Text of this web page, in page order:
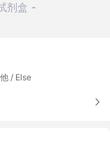
剂盒
/ Else